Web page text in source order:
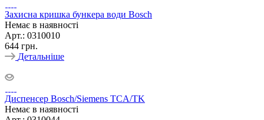
Захисна кришка бункера води Bosch
Немає в наявності
Арт.: 0310010
644 грн.
Детальніше
Диспенсер Bosch/Siemens TCA/TK
Немає в наявності